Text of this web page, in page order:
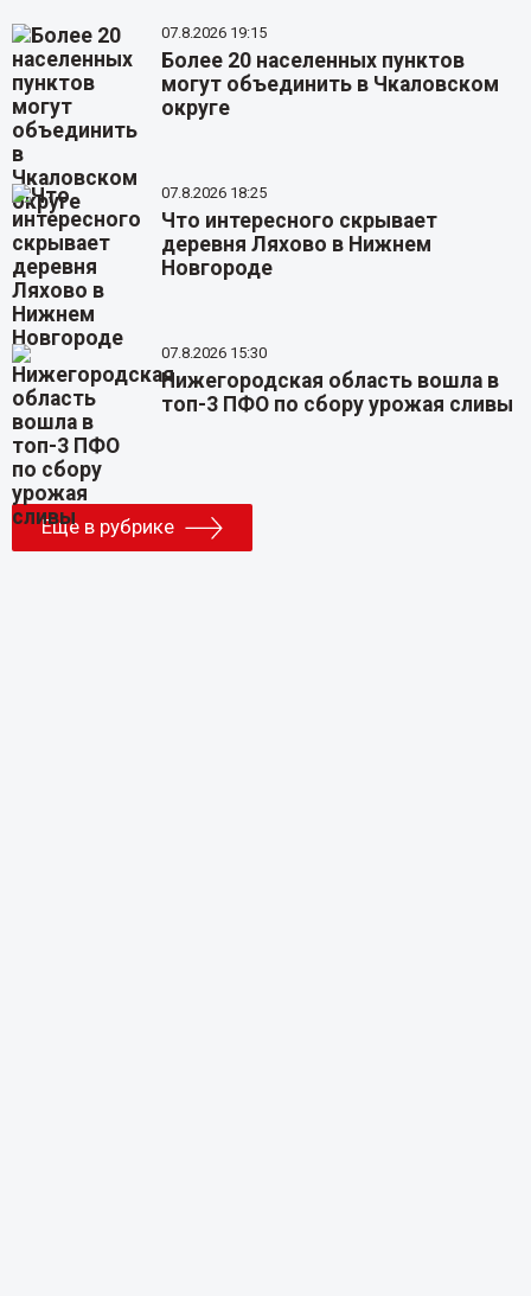
07.8.2026 19:15
Более 20 населенных пунктов
могут объединить в Чкаловском
округе
07.8.2026 18:25
Что интересного скрывает
деревня Ляхово в Нижнем
Новгороде
07.8.2026 15:30
Нижегородская область вошла в
топ-3 ПФО по сбору урожая сливы
Еще в рубрике